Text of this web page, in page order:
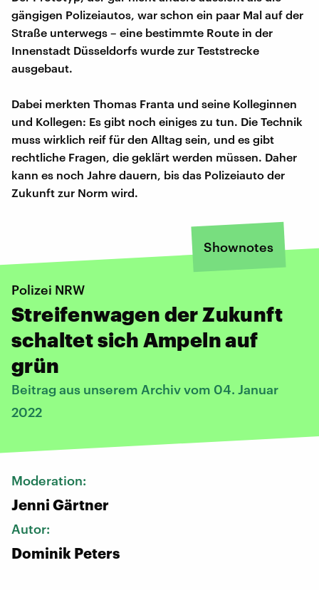
gängigen Polizeiautos, war schon ein paar Mal auf der
Straße unterwegs – eine bestimmte Route in der
Innenstadt Düsseldorfs wurde zur Teststrecke
ausgebaut.
Dabei merkten Thomas Franta und seine Kolleginnen
und Kollegen: Es gibt noch einiges zu tun. Die Technik
muss wirklich reif für den Alltag sein, und es gibt
rechtliche Fragen, die geklärt werden müssen. Daher
kann es noch Jahre dauern, bis das Polizeiauto der
Zukunft zur Norm wird.
Shownotes
Polizei NRW
Streifenwagen der Zukunft
schaltet sich Ampeln auf
grün
Beitrag aus unserem Archiv vom 04. Januar
2022
Moderation:
Jenni Gärtner
Autor:
Dominik Peters